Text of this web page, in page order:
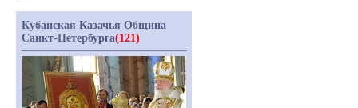
Кубанская Казачья Община
Санкт-Петербурга(121)